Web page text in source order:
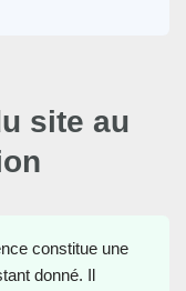
site au
constitue une
donné. Il